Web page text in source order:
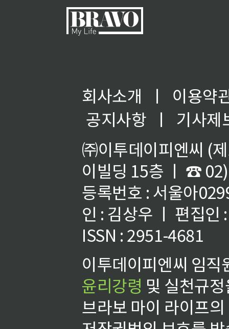
회사소개 ㅣ
이용약
공지사항
ㅣ
기사제
㈜이투데이피엔씨 (
이빌딩 15층 ㅣ ☎
등록번호 : 서울아
인 : 김상우 ㅣ 편집인
ISSN : 2951-4681
이투데이피엔씨 임
윤리강령 및 실천규
브라보 마이 라이프